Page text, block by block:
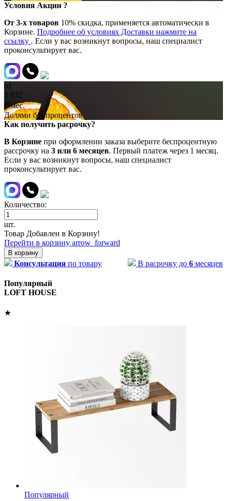
Условия Акции ?
От 3-х товаров 10% скидка, применяется автоматически в
Корзине. Подробнее об условиях Доставки нажмите на
ссылку . Если у вас возникнут вопросы, наш специалист
проконсультирует вас.
от
3 832
₽/мес.
Долями без процентов
Как получить расрочку?
В Корзине при оформлении заказа выберите беспроцентную
рассрочку на 3 или 6 месяцев. Первый платеж через 1 месяц.
Если у вас возникнут вопросы, наш специалист
проконсультирует вас.
Количество:
шт.
Товар Добавлен в Корзину!
Перейти в корзину arrow_forward
В корзину
Консультация по товару В расрочку до 6 месяцев
Популярный
LOFT HOUSE
★
Популярный